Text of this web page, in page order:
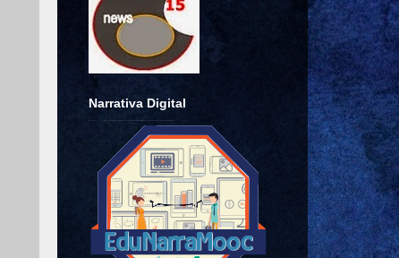
Narrativa Digital